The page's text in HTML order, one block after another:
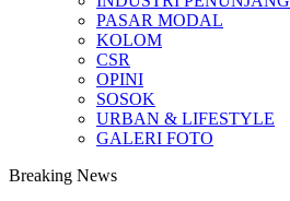
PASAR MODAL
KOLOM
CSR
OPINI
SOSOK
URBAN & LIFESTYLE
GALERI FOTO
Breaking News